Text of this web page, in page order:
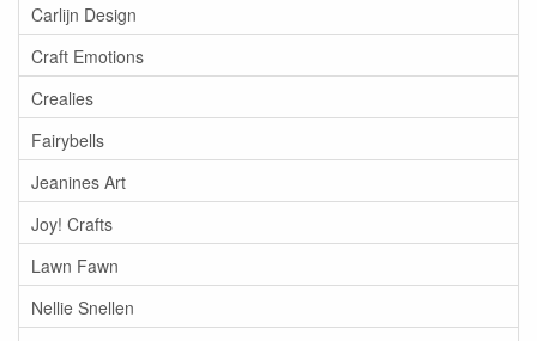
Carlijn Design
Craft Emotions
Crealies
Fairybells
Jeanines Art
Joy! Crafts
Lawn Fawn
Nellie Snellen